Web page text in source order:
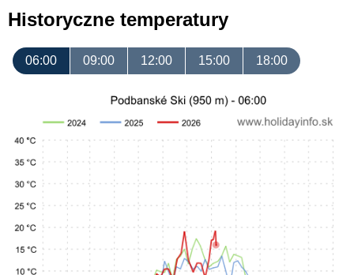
Historyczne temperatury
06:00 09:00 12:00 15:00 18:00